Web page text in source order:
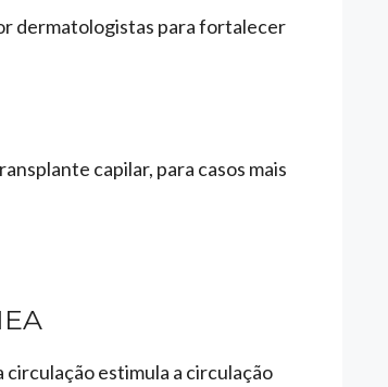
dermatologistas para fortalecer
capilar, para casos mais
circulação estimula a circulação